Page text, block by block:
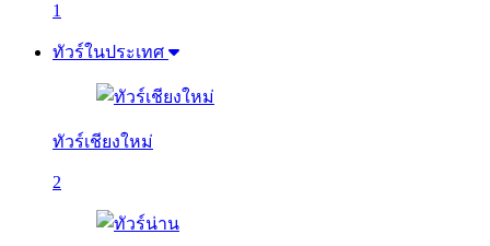
1
ทัวร์ในประเทศ
ทัวร์เชียงใหม่
2